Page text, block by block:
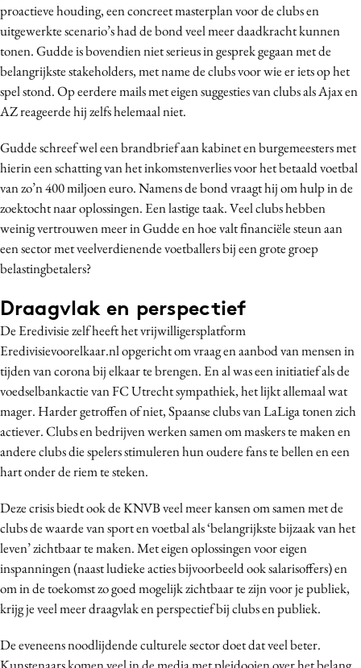
proactieve houding, een concreet masterplan voor de clubs en
uitgewerkte scenario’s had de bond veel meer daadkracht kunnen
tonen. Gudde is bovendien niet serieus in gesprek gegaan met de
belangrijkste stakeholders, met name de clubs voor wie er iets op het
spel stond. Op eerdere mails met eigen suggesties van clubs als Ajax en
AZ reageerde hij zelfs helemaal niet.
Gudde schreef wel een brandbrief aan kabinet en burgemeesters met
hierin een schatting van het inkomstenverlies voor het betaald voetbal
van zo’n 400 miljoen euro. Namens de bond vraagt hij om hulp in de
zoektocht naar oplossingen. Een lastige taak. Veel clubs hebben
weinig vertrouwen meer in Gudde en hoe valt financiële steun aan
een sector met veelverdienende voetballers bij een grote groep
belastingbetalers?
Draagvlak en perspectief
De Eredivisie zelf heeft het vrijwilligersplatform
Eredivisievoorelkaar.nl opgericht om vraag en aanbod van mensen in
tijden van corona bij elkaar te brengen. En al was een initiatief als de
voedselbankactie van FC Utrecht sympathiek, het lijkt allemaal wat
mager. Harder getroffen of niet, Spaanse clubs van LaLiga tonen zich
actiever. Clubs en bedrijven werken samen om maskers te maken en
andere clubs die spelers stimuleren hun oudere fans te bellen en een
hart onder de riem te steken.
Deze crisis biedt ook de KNVB veel meer kansen om samen met de
clubs de waarde van sport en voetbal als ‘belangrijkste bijzaak van het
leven’ zichtbaar te maken. Met eigen oplossingen voor eigen
inspanningen (naast ludieke acties bijvoorbeeld ook salarisoffers) en
om in de toekomst zo goed mogelijk zichtbaar te zijn voor je publiek,
krijg je veel meer draagvlak en perspectief bij clubs en publiek.
De eveneens noodlijdende culturele sector doet dat veel beter.